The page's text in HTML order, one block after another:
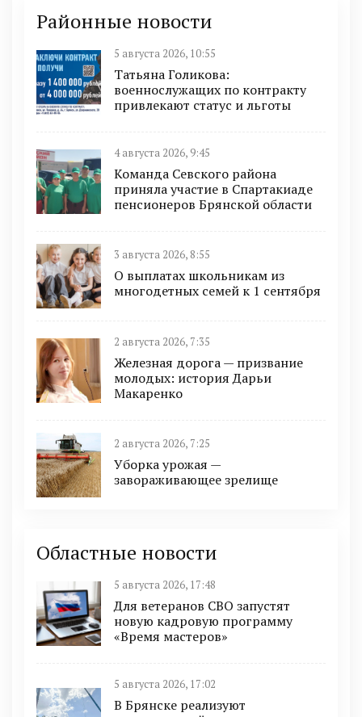
Районные новости
5 августа 2026, 10:55
Татьяна Голикова:
военнослужащих по контракту
привлекают статус и льготы
4 августа 2026, 9:45
Команда Севского района
приняла участие в Спартакиаде
пенсионеров Брянской области
3 августа 2026, 8:55
О выплатах школьникам из
многодетных семей к 1 сентября
2 августа 2026, 7:35
Железная дорога — призвание
молодых: история Дарьи
Макаренко
2 августа 2026, 7:25
Уборка урожая —
завораживающее зрелище
Областные новости
5 августа 2026, 17:48
Для ветеранов СВО запустят
новую кадровую программу
«Время мастеров»
5 августа 2026, 17:02
В Брянске реализуют